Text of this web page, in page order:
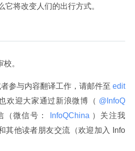
它将改变人们的出行方式。
。
参与内容翻译工作，请邮件至 edit
欢迎大家通过新浪微博（
（微信号： InfoQChina ）关注我
其他读者朋友交流（欢迎加入 Info